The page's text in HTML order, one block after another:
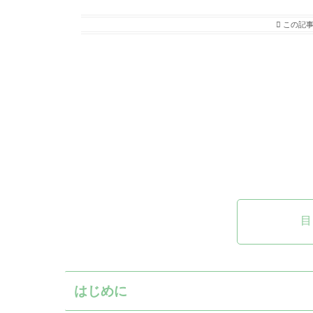
この記
はじめに